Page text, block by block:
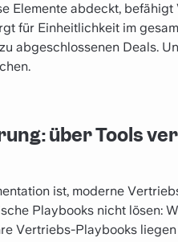
Elemente abdeckt,
für Einheitlichkeit im
abgeschlossenen Deals.
über Tools
ist, moderne
Playbooks nicht lösen:
Vertriebs-Playbooks